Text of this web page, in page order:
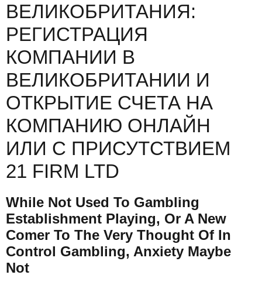
ВЕЛИКОБРИТАНИЯ:
РЕГИСТРАЦИЯ
КОМПАНИИ В
ВЕЛИКОБРИТАНИИ И
ОТКРЫТИЕ СЧЕТА НА
КОМПАНИЮ ОНЛАЙН
ИЛИ С ПРИСУТСТВИЕМ
21 FIRM LTD
While Not Used To Gambling
Establishment Playing, Or A New
Comer To The Very Thought Of In
Control Gambling, Anxiety Maybe
Not